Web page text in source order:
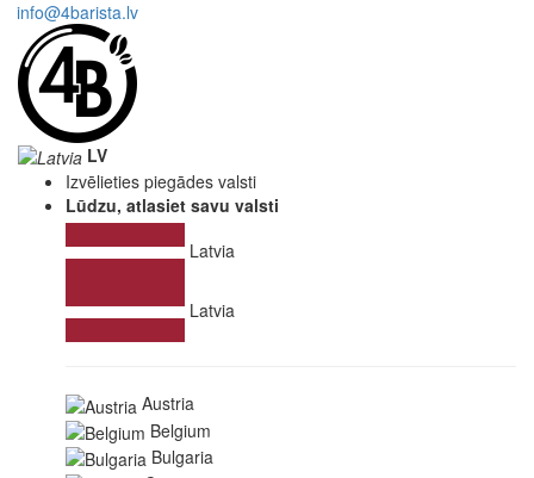
info@4barista.lv
LV
Izvēlieties piegādes valsti
Lūdzu, atlasiet savu valsti
Latvia
Latvia
Austria
Belgium
Bulgaria